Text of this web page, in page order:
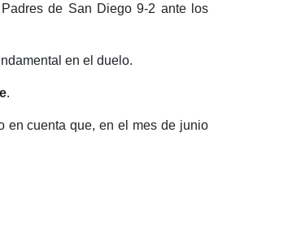
de San Diego 9-2 ante los
en el duelo.
.
en cuenta que, en el mes de junio